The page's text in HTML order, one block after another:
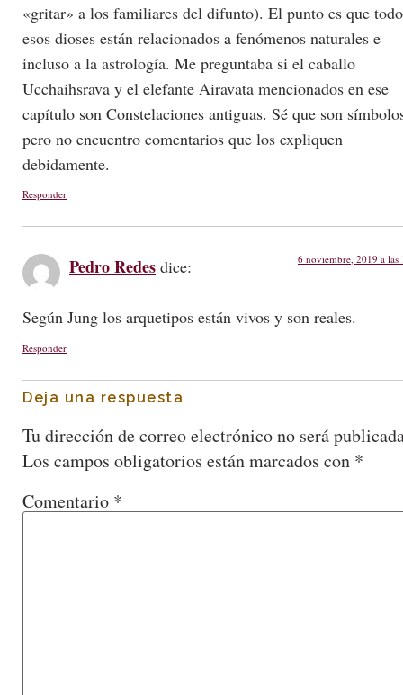
«gritar» a los familiares del difunto). El punto es que
esos dioses están relacionados a fenómenos naturales e
incluso a la astrología. Me preguntaba si el caballo
Ucchaihsrava y el elefante Airavata mencionados en ese
capítulo son Constelaciones antiguas. Sé que son
pero no encuentro comentarios que los expliquen
debidamente.
Responder
Pedro Redes dice: 6 noviembre, 2019 a las
Según Jung los arquetipos están vivos y son reales.
Responder
Deja una respuesta
Tu dirección de correo electrónico no será
Los campos obligatorios están marcados con *
Comentario *